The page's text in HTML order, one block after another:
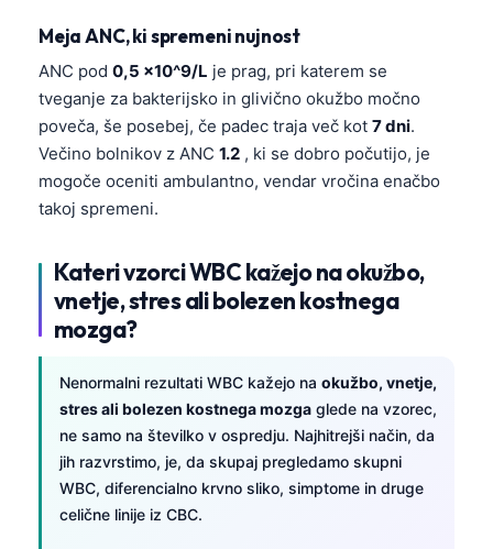
Meja ANC, ki spremeni nujnost
ANC pod 0,5 ×10^9/L je prag, pri katerem se
tveganje za bakterijsko in glivično okužbo močno
poveča, še posebej, če padec traja več kot 7 dni.
Večino bolnikov z ANC 1.2 , ki se dobro počutijo, je
mogoče oceniti ambulantno, vendar vročina enačbo
takoj spremeni.
Kateri vzorci WBC kažejo na okužbo,
vnetje, stres ali bolezen kostnega
mozga?
Nenormalni rezultati WBC kažejo na okužbo, vnetje,
stres ali bolezen kostnega mozga glede na vzorec,
ne samo na številko v ospredju. Najhitrejši način, da
jih razvrstimo, je, da skupaj pregledamo skupni
WBC, diferencialno krvno sliko, simptome in druge
celične linije iz CBC.
Hrvatski
Slovenčina
پښتو
සිංහල
অসমীয়া
Galego
Latviešu valoda
Македонски јазик
Euskara
Gàidhlig
Occitan
العربية المغربية